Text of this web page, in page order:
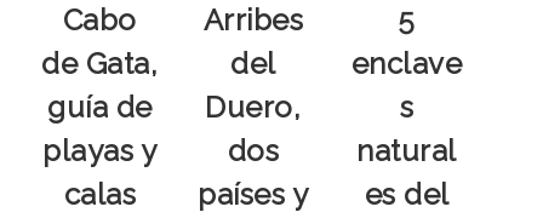
Cabo
de Gata,
guía de
playas y
calas
Arribes
del
Duero,
dos
países y
5
enclave
s
natural
es del